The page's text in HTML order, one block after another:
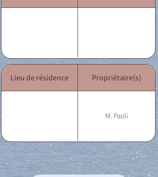
Lieu de résidence Propriétaire(s)
M. Paoli